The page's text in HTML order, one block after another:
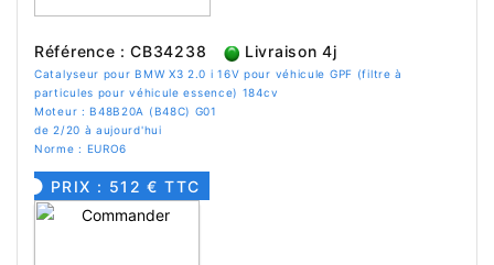
Référence : CB34238 Livraison 4j
Catalyseur pour BMW X3 2.0 i 16V pour véhicule GPF (filtre à
particules pour véhicule essence) 184cv
Moteur : B48B20A (B48C) G01
de 2/20 à aujourd'hui
Norme : EURO6
PRIX : 512 € TTC